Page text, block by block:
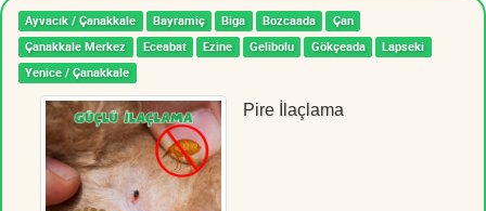
Ayvacık / Çanakkale Bayramiç Biga Bozcaada
Çan
Çanakkale Merkez
Eceabat Ezine Gelibolu Gökçeada
Lapseki
Yenice / Çanakkale
Pire İlaçlama